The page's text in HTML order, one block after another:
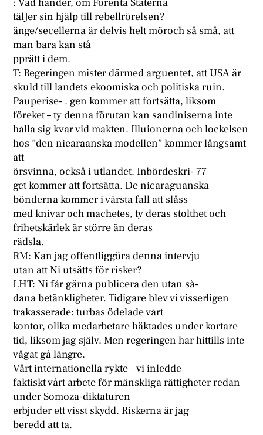
: Vad händer, om Förenta Staterna
tälJer sin hjälp till rebellrörelsen?
änge/secellerna är delvis helt möroch så små, att
man bara kan stå
pprätt i dem.
T: Regeringen mister därmed arguentet, att USA är
skuld till landets ekoomiska och politiska ruin.
Pauperise- . gen kommer att fortsätta, liksom
föreket – ty denna förutan kan sandiniserna inte
hålla sig kvar vid makten. Illuionerna och lockelsen
hos ”den niearaanska modellen” kommer långsamt
att
örsvinna, också i utlandet. Inbördeskri- 77
get kommer att fortsätta. De nicaraguanska
bönderna kommer i värsta fall att slåss
med knivar och machetes, ty deras stolthet och
frihetskärlek är större än deras
rädsla.
RM: Kan jag offentliggöra denna intervju
utan att Ni utsätts för risker?
LHT: Ni får gärna publicera den utan så-
dana betänkligheter. Tidigare blev vi visserligen
trakasserade: turbas ödelade vårt
kontor, olika medarbetare häktades under kortare
tid, liksom jag själv. Men regeringen har hittills inte
vågat gå längre.
Vårt internationella rykte – vi inledde
faktiskt vårt arbete för mänskliga rättigheter redan
under Somoza-diktaturen –
erbjuder ett visst skydd. Riskerna är jag
beredd att ta.